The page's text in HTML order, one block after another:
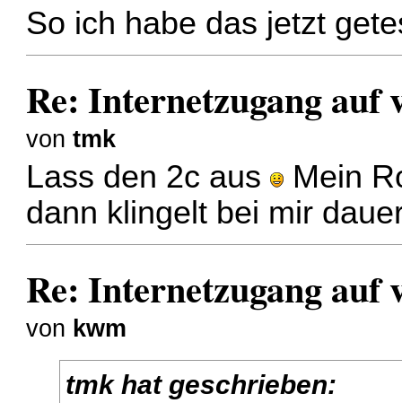
So ich habe das jetzt
Re: Internetzugang auf
vontmk
Lass den 2c aus
Mein
dann klingelt bei mir
Re: Internetzugang auf
von kwm
tmk hat geschrieben: